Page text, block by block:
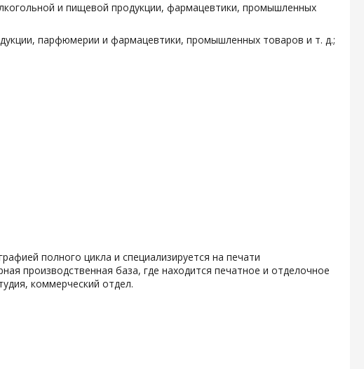
и пищевой продукции, фармацевтики, промышленных
парфюмерии и фармацевтики, промышленных товаров и т. д.;
полного цикла и специализируется на печати
производственная база, где находится печатное и отделочное
коммерческий отдел.